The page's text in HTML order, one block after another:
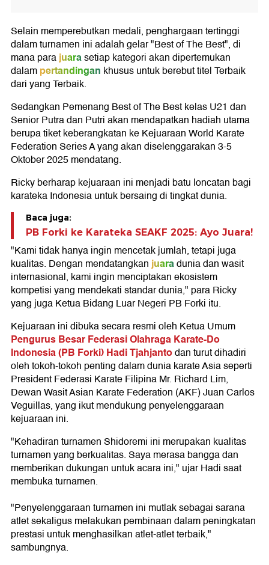
Selain memperebutkan medali, penghargaan tertinggi
dalam turnamen ini adalah gelar "Best of The Best", di
mana parajuarasetiap kategori akan dipertemukan
dalampertandingan khusus untuk berebut titel Terbaik
dari yang Terbaik.
Sedangkan Pemenang Best of The Best kelas U21 dan
Senior Putra dan Putri akan mendapatkan hadiah utama
berupa tiket keberangkatan ke Kejuaraan World Karate
Federation Series A yang akan diselenggarakan 3-5
Oktober 2025 mendatang.
Ricky berharap kejuaraan ini menjadi batu loncatan bagi
karateka Indonesia untuk bersaing di tingkat dunia.
Baca juga:
PB Forki ke Karateka SEAKF 2025: Ayo Juara!
"Kami tidak hanya ingin mencetak jumlah, tetapi juga
kualitas. Dengan mendatangkanjuaradunia dan wasit
internasional, kami ingin menciptakan ekosistem
kompetisi yang mendekati standar dunia," para Ricky
yang juga Ketua Bidang Luar Negeri PB Forki itu.
Kejuaraan ini dibuka secara resmi oleh Ketua Umum
Pengurus Besar Federasi Olahraga Karate-Do
Indonesia (PB Forki)Hadi Tjahjantodan turut dihadiri
oleh tokoh-tokoh penting dalam dunia karate Asia seperti
President Federasi Karate Filipina Mr. Richard Lim,
Dewan Wasit Asian Karate Federation (AKF) Juan Carlos
Veguillas, yang ikut mendukung penyelenggaraan
kejuaraan ini.
"Kehadiran turnamen Shidoremi ini merupakan kualitas
turnamen yang berkualitas. Saya merasa bangga dan
memberikan dukungan untuk acara ini," ujar Hadi saat
membuka turnamen.
"Penyelenggaraan turnamen ini mutlak sebagai sarana
atlet sekaligus melakukan pembinaan dalam peningkatan
prestasi untuk menghasilkan atlet-atlet terbaik,"
sambungnya.